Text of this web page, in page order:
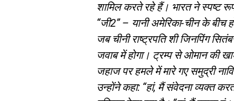
शामिल करते रहे हैं। भारत ने स्पष्ट
“जी2” – यानी अमेरिका-चीन के बीच
जब चीनी राष्ट्रपति शी जिनपिंग
जवाब में होगा। ट्रम्प से ओमान की
जहाज पर हमले में मारे गए समुद्री
उन्होंने कहा: “हां, मैं संवेदना व्यक्त